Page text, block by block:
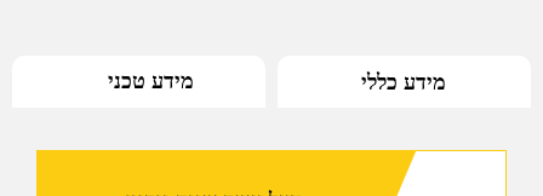
Armor
מידע כללי מידע טכני